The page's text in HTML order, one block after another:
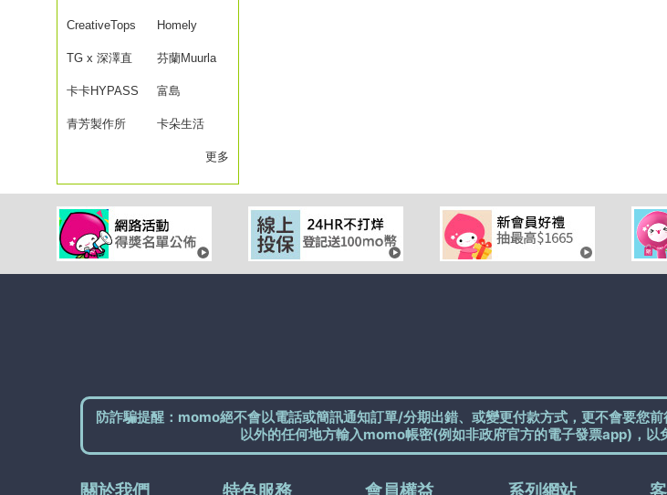
E
CreativeTops Homely
Zakka
TG x 深澤直
人
芬蘭Muurla
卡卡HYPASS 富島
FUSHIMA
青芳製作所 卡朵生活
更多
防詐騙提醒：momo絕不會以電話或簡訊通知訂單/分期出錯、或變更付款方式，更不會要您
以外的任何地方輸入momo帳密(例如非政府官方的電子發票app)，以